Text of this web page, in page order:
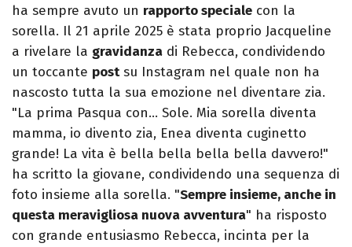
ha sempre avuto un rapporto speciale con la
sorella. Il 21 aprile 2025 è stata proprio Jacqueline
a rivelare la gravidanza di Rebecca, condividendo
un toccante postsu Instagram nel quale non ha
nascosto tutta la sua emozione nel diventare zia.
"La prima Pasqua con… Sole. Mia sorella diventa
mamma, io divento zia, Enea diventa cuginetto
grande! La vita è bella bella bella bella davvero!"
ha scritto la giovane, condividendo una sequenza di
foto insieme alla sorella. "Sempre insieme, anche in
questa meravigliosa nuova avventura" ha risposto
con grande entusiasmo Rebecca, incinta per la